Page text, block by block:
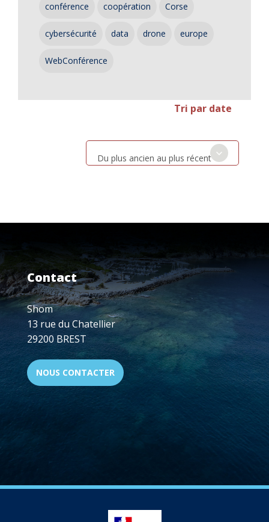
conférence coopération Corse
cybersécurité data drone europe
WebConférence
Tri par date
Du plus ancien au plus récent
Contact
Shom
13 rue du Chatellier
29200 BREST
NOUS CONTACTER